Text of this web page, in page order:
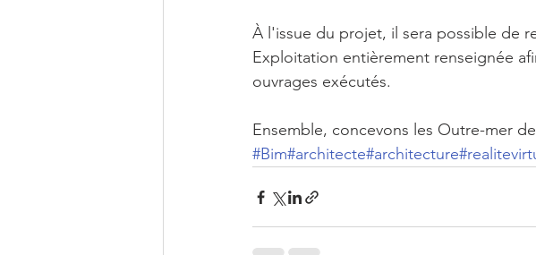
À l'issue du projet, il sera possible de
Exploitation entièrement renseignée
ouvrages exécutés.
Ensemble, concevons les Outre-mer
#Bim#architecte#architecture